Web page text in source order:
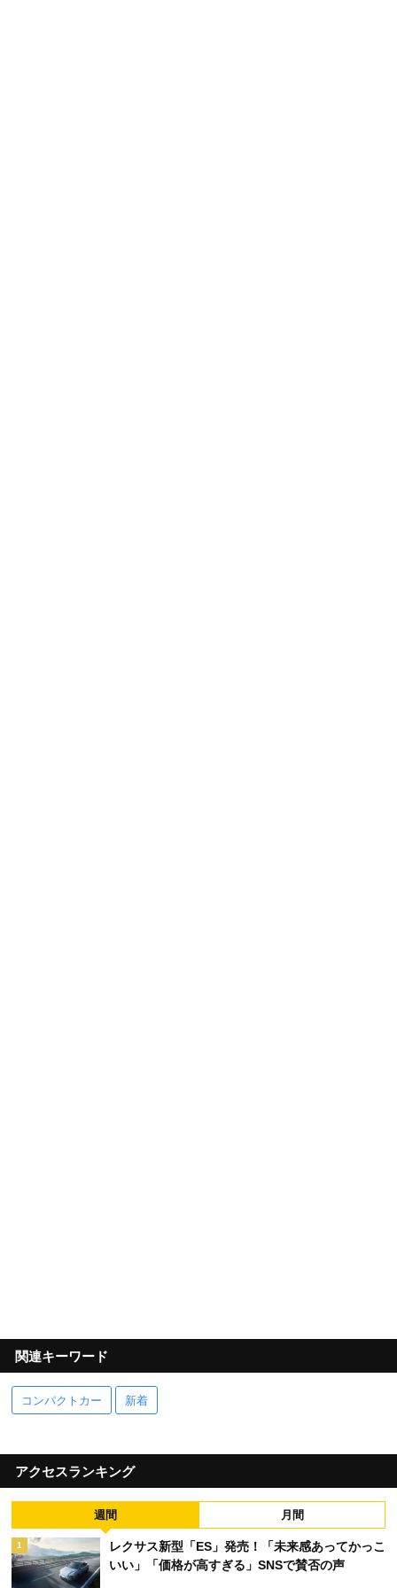
関連キーワード
コンパクトカー 新着
アクセスランキング
週間 月間
1
レクサス新型「ES」発売！「未来感あってかっこ
いい」「価格が高すぎる」SNSで賛否の声